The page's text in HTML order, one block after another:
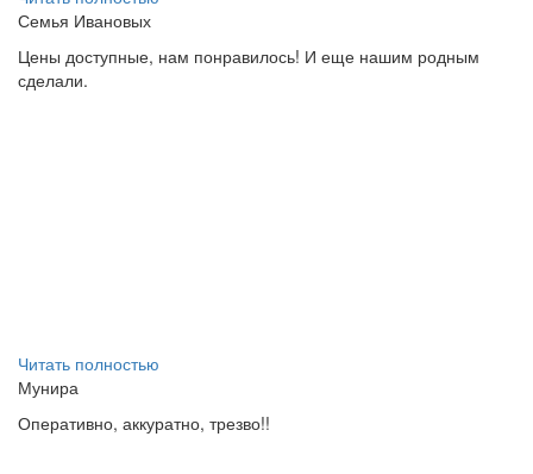
Семья Ивановых
Цены доступные, нам понравилось! И еще нашим родным
сделали.
Читать полностью
Мунира
Оперативно, аккуратно, трезво!!